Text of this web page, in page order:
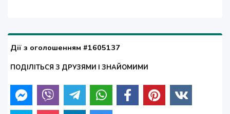
Дії з оголошенням #1605137
ПОДІЛІТЬСЯ З ДРУЗЯМИ І ЗНАЙОМИМИ